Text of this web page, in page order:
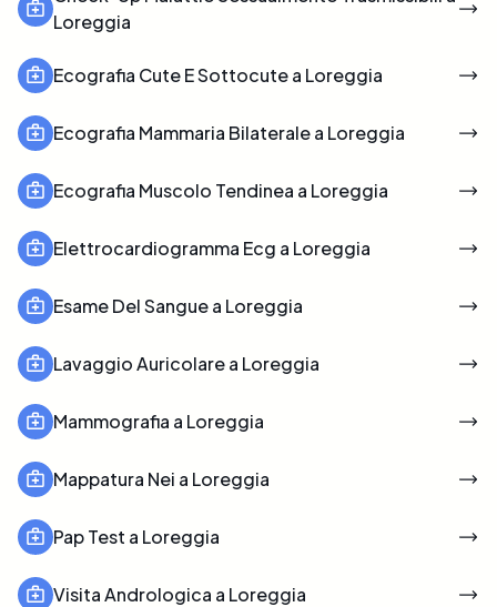
Loreggia
Ecografia Cute E Sottocute a Loreggia
Ecografia Mammaria Bilaterale a Loreggia
Ecografia Muscolo Tendinea a Loreggia
Elettrocardiogramma Ecg a Loreggia
Esame Del Sangue a Loreggia
Lavaggio Auricolare a Loreggia
Mammografia a Loreggia
Mappatura Nei a Loreggia
Pap Test a Loreggia
Visita Andrologica a Loreggia